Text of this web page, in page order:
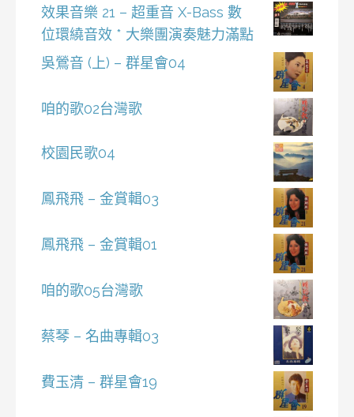
效果音樂 21 – 超重音 X-Bass 數
位環繞音效 * 大樂團演奏魅力滿點
吳鶯音 (上) – 群星會04
咱的歌02台灣歌
校園民歌04
鳳飛飛 – 金賞輯03
鳳飛飛 – 金賞輯01
咱的歌05台灣歌
蔡琴 – 名曲專輯03
費玉清 – 群星會19